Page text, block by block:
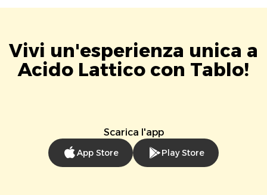
Vivi un'esperienza unica a
Acido Lattico con Tablo!
Scarica l'app
App Store Play Store